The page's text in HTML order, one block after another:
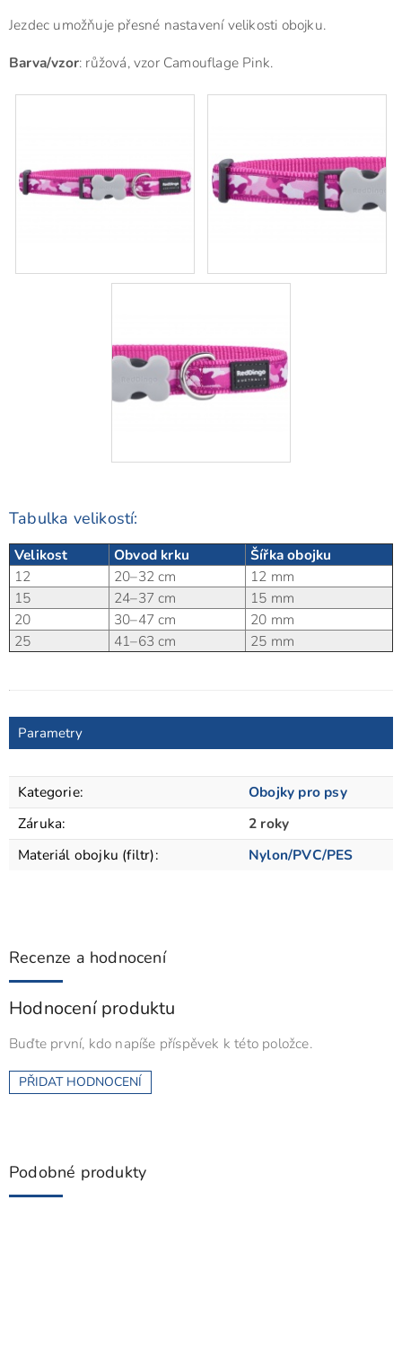
Jezdec umožňuje přesné nastavení velikosti obojku.
Barva/vzor: růžová, vzor Camouflage Pink.
Tabulka velikostí:
Velikost Obvod krku
Šířka obojku
12
20–32 cm
12 mm
15
24–37 cm
15 mm
20
30–47 cm
20 mm
25
41–63 cm 25 mm
Parametry
Kategorie:
Obojky pro psy
Záruka:
2 roky
Materiál obojku (filtr): Nylon/PVC/PES
Recenze a hodnocení
Hodnocení produktu
Buďte první, kdo napíše příspěvek k této položce.
PŘIDAT HODNOCENÍ
Podobné produkty